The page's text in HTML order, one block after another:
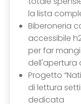
la lista
Biberoneria
accessibile
per far
dell'apertura
Progetto
di lettura
dedicata